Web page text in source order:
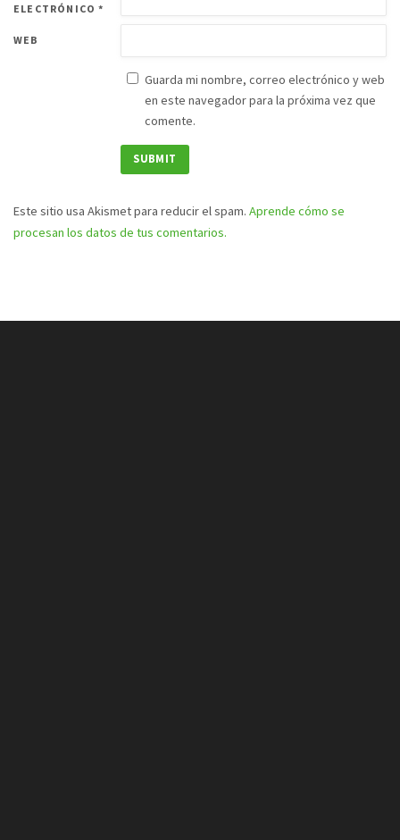
ELECTRÓNICO*
WEB
Guarda mi nombre, correo electrónico y web
en este navegador para la próxima vez que
comente.
Este sitio usa Akismet para reducir el spam. Aprende cómo se
procesan los datos de tus comentarios.